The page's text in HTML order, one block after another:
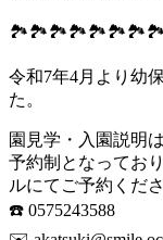
令和7年4月より幼
た。
園見学・入園説明
予約制となってお
ルにてご予約くださ
☎️ 0575243588